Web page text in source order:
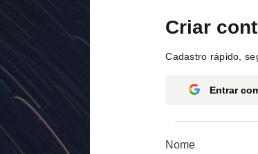
Criar
Cadastro rápido,
Entrar
Nome